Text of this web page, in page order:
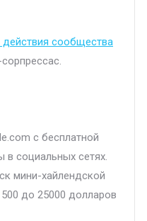
действия сообщества
с бесплатной
в социальных сетях.
мини-хайлендской
до 25000 долларов